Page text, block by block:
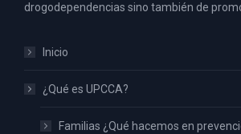
drogodependencias sino también de
Inicio
¿Qué es UPCCA?
Familias ¿Qué hacemos en